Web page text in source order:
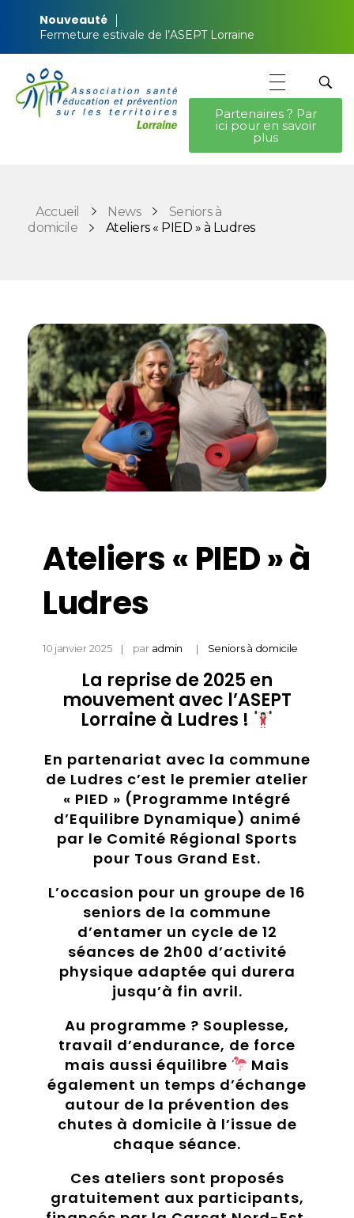
Nouveauté
Fermeture estivale de l’ASEPT Lorraine
Partenaires ? Par
ici pour en savoir
plus
Accueil News
Seniors à
domicile
Ateliers « PIED » à Ludres
Ateliers « PIED » à
Ludres
10 janvier 2025 par admin Seniors à domicile
La reprise de 2025 en
mouvement avec l’ASEPT
Lorraineà Ludres !
En partenariat avec la commune
de Ludres c’est le premier atelier
« PIED » (Programme Intégré
d’Equilibre Dynamique) animé
par le Comité Régional Sports
pour Tous Grand Est.
L’occasion pour un groupe de 16
seniors de la commune
d’entamer un cycle de 12
séances de 2h00 d’activité
physique adaptée qui durera
jusqu’à fin avril.
Au programme ? Souplesse,
travail d’endurance, de force
mais aussi équilibre
Mais
également un temps d’échange
autour de la prévention des
chutes à domicile à l’issue de
chaque séance.
Ces ateliers sont proposés
gratuitement aux participants,